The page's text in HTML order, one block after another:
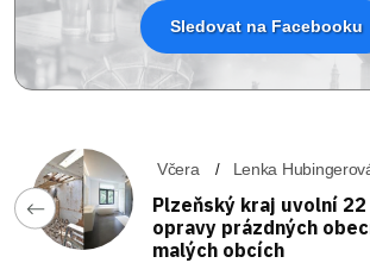
Sledovat na Facebooku
Včera Lenka
Plzeňský kraj uvolní 22
opravy prázdných
malých obcích